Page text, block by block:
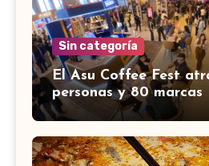
Sin categoría
El Asu Coffee Fest
personas y 80 marcas